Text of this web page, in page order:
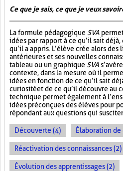
Ce que je sais, ce que je veux savoir
La formule pédagogique SVA
idées par rapport à ce qu’il sait
qu’il a appris. L’élève crée alors
antérieures et ses nouvelles
tableau ou un graphique SVA
contexte, dans la mesure où il
idées en fonction de ce qu’il sait
curiosité et de ce qu’il découvre au
technique permet également à
idées préconçues des élèves pour
répondant aux questions qui
Découverte (4) Élaboration de
Réactivation des connaissances (2)
Évolution des apprentissages (2)